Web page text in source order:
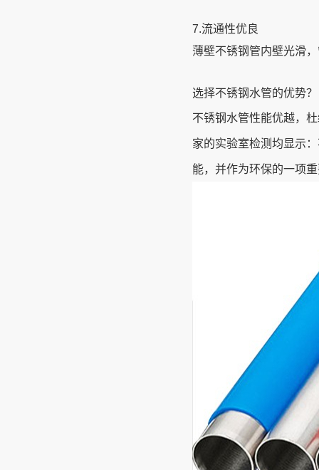
7.流通性优良
薄壁不锈钢管内壁光滑
选择不锈钢水管的优势？
不锈钢水管性能优越，
家的实验室检测均显示
能，并作为环保的一项